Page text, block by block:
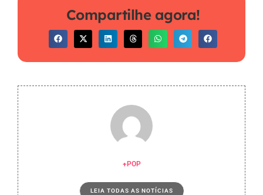
Compartilhe agora!
+POP
LEIA TODAS AS NOTÍCIAS